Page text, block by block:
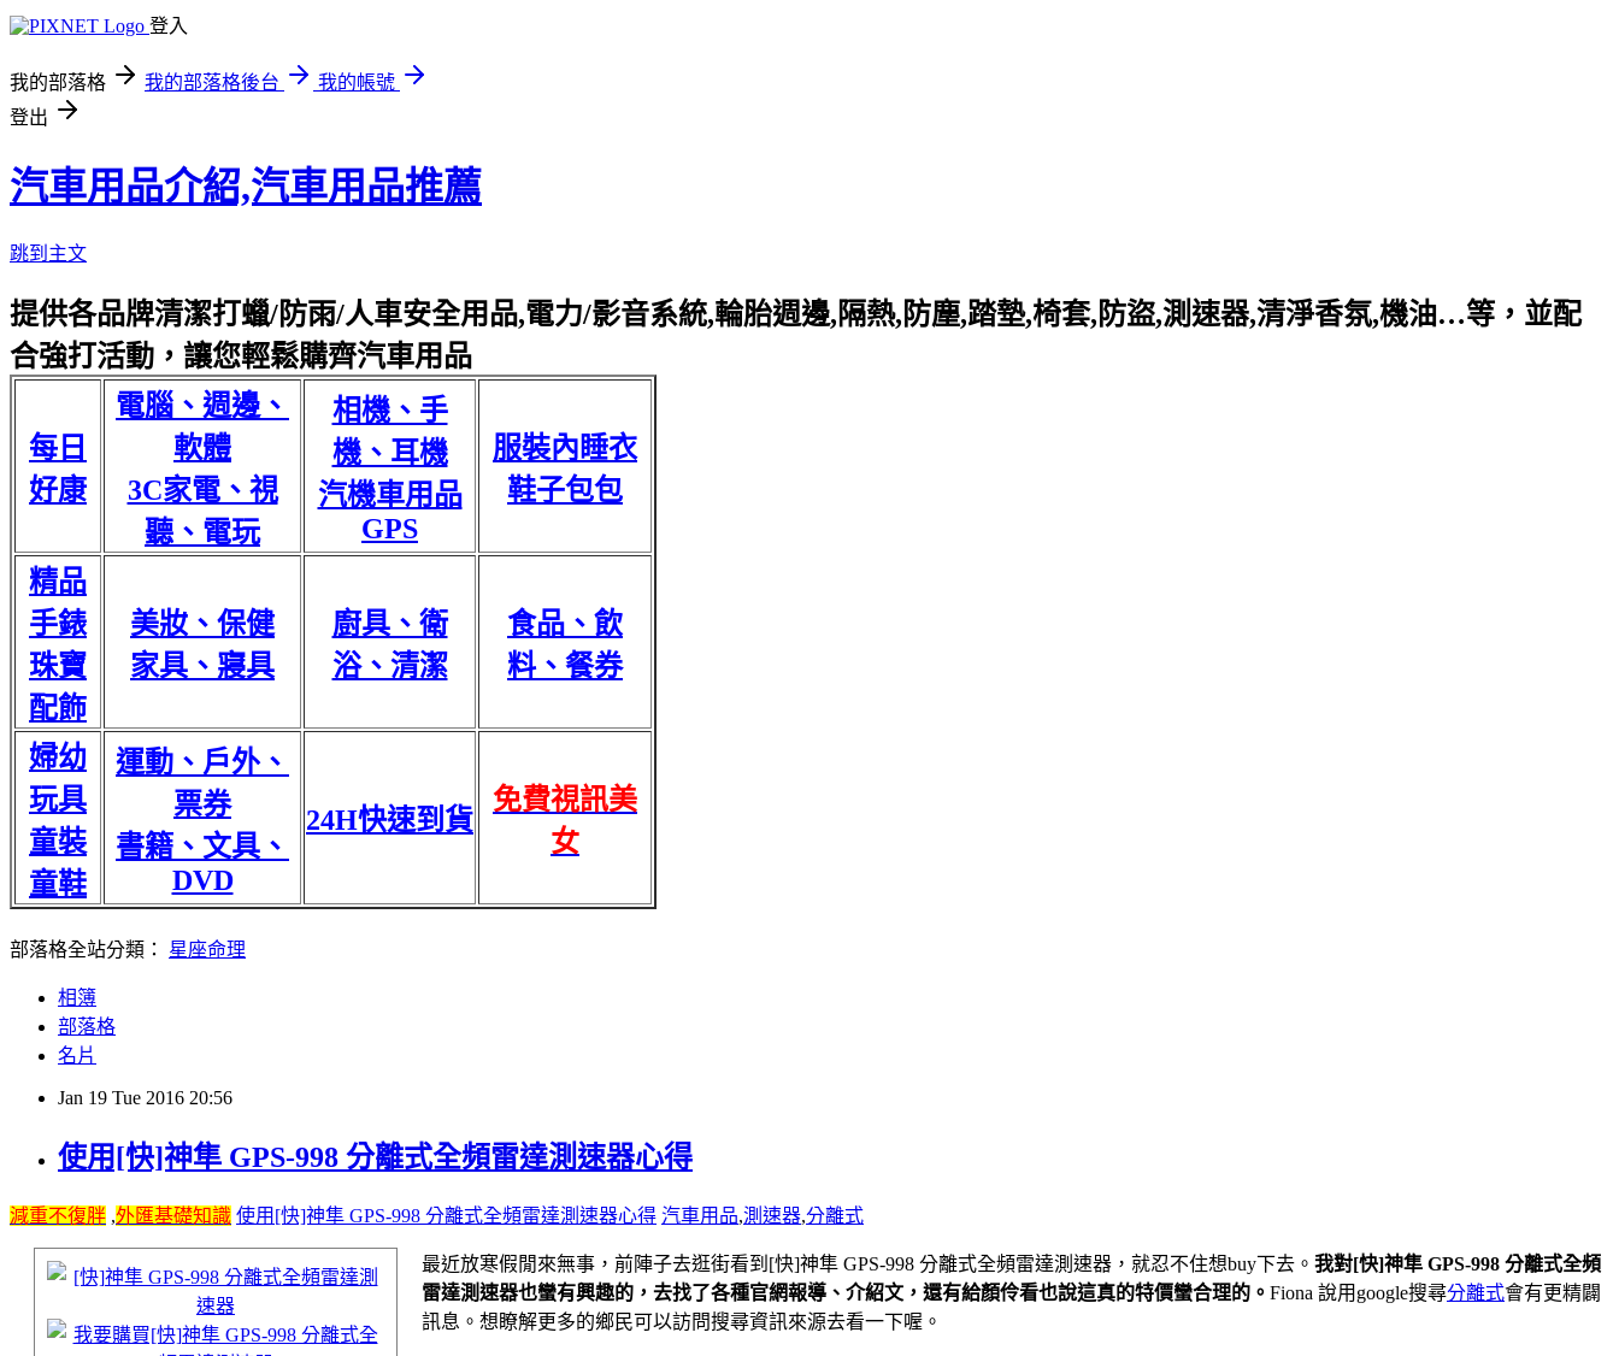
登入
我的部落格 我的部落格後台
我的帳號
登出
汽車用品介紹,汽車用品推薦
跳到主文
提供各品牌清潔打蠟/防雨/人車安全用品,電力/影音系統,輪胎週邊,隔熱,防塵,踏墊,椅套,防盜,測速器,清淨香氛,機油…等，並配
合強打活動，讓您輕鬆購齊汽車用品
每日
好康
電腦、週邊、
軟體
3C家電、視
聽、電玩
相機、手
機、耳機
汽機車用品
GPS
服裝內睡衣
鞋子包包
精品
手錶
珠寶
配飾
美妝、保健
家具、寢具
廚具、衛
浴、清潔
食品、飲
料、餐券
婦幼
玩具
童裝
童鞋
運動、戶外、
票券
書籍、文具、
DVD
24H快速到貨
免費視訊美
女
部落格全站分類： 星座命理
相簿
部落格
名片
Jan 19 Tue 2016 20:56
使用[快]神隼 GPS-998 分離式全頻雷達測速器心得
減重不復胖 ,外匯基礎知識 使用[快]神隼 GPS-998 分離式全頻雷達測速器心得 汽車用品,測速器,分離式
最近放寒假閒來無事 ，前陣子去逛街看到[快]神隼 GPS-998 分離式全頻雷達測速器，就忍不住想buy下去。 我對[快]神隼 GPS-998 分離式全頻
雷達測速器也蠻有興趣的，去找了各種官網報導、介紹文，還有給顏伶看也說這真的特價蠻合理的。 Fiona 說用google搜尋分離式會有更精闢
訊息。想瞭解更多的鄉民可以訪問搜尋資訊來源去看一下喔。